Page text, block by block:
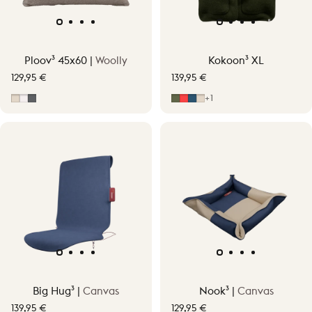
Ploov³ 45x60 | Woolly
129,95 €
Soft Beige
Off-White
Kokoon³ XL
139,95 €
Moss Green
Signature Orange
Midnight Blue
Soft Beige
+1
Big Hug³ | Canvas
139,95 €
Nook³ | Canvas
129,95 €